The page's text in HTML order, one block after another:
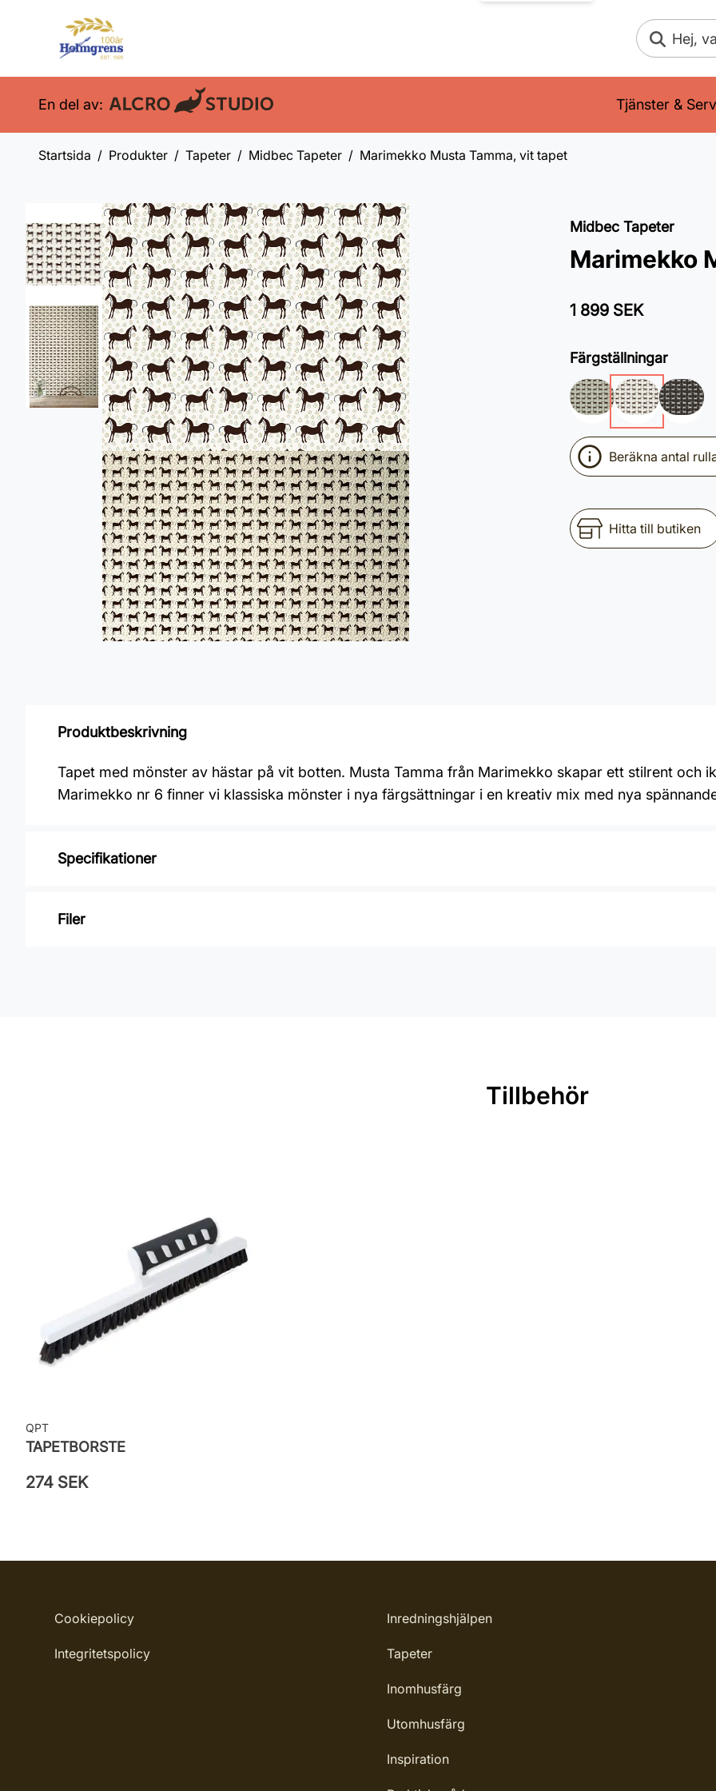
Sök
En del av: Tjänster &
Startsida Produkter Tapeter Midbec Tapeter Marimekko Musta Tamma, vit tapet
Midbec Tapeter
Marimekko
1 899 SEK
Färgställningar
Beräkna antal
Hitta till butiken
Produktbeskrivning
Tapet med mönster av hästar på vit botten. Musta Tamma från Marimekko skapar ett stilrent och
Marimekko nr 6 finner vi klassiska mönster i nya färgsättningar i en kreativ mix med nya
Specifikationer
Varumärke: Midbec Tapeter
Leverantörens artikelnummer: 25171
Filer
Tillbehör
QPT
TAPETBORSTE
274 SEK
Cookiepolicy
Integritetspolicy
Inredningshjälpen
Tapeter
Inomhusfärg
Utomhusfärg
Inspiration